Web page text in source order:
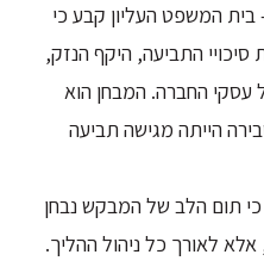
המשפט העליון קבע כי
התביעה, היקף הנזק,
עסקי החברה. המבחן הוא
הייתה מגישה תביעה
תום הלב של המבקש נבחן
לאורך כל ניהול ההליך.